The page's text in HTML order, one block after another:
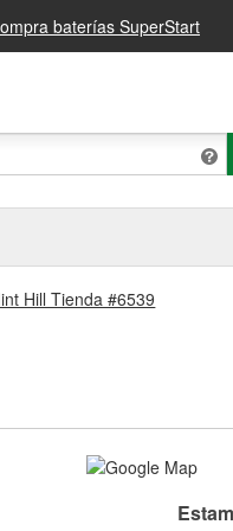
baterías SuperStart
Hill Tienda #6539